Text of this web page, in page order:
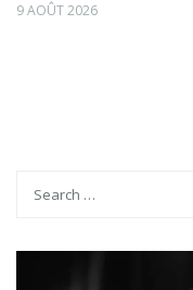
9 AOÛT 2026